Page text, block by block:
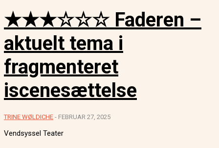
★★★☆☆☆ Faderen –
aktuelt tema i
fragmenteret
iscenesættelse
TRINE WØLDICHE - FEBRUAR 27, 2025
Vendsyssel Teater